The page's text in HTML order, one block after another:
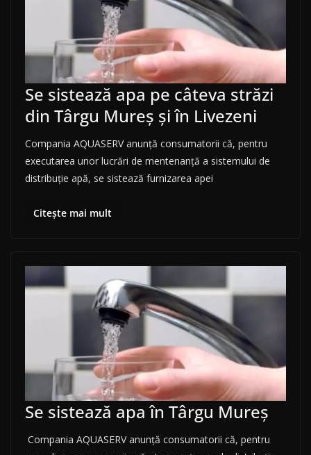
Se sistează apa pe câteva străzi
din Târgu Mureș și în Livezeni
Compania AQUASERV anunță consumatorii că, pentru
executarea unor lucrări de mentenanță a sistemului de
distribuție apă, se sistează furnizarea apei
Citește mai mult
Se sistează apa în Târgu Mureș
Compania AQUASERV anunţă consumatorii că, pentru